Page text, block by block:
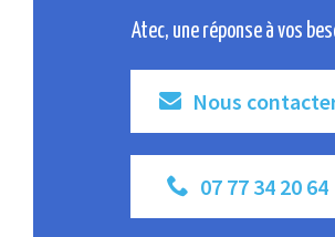
Atec, une réponse à vos
Nous
07 77 34 20 64